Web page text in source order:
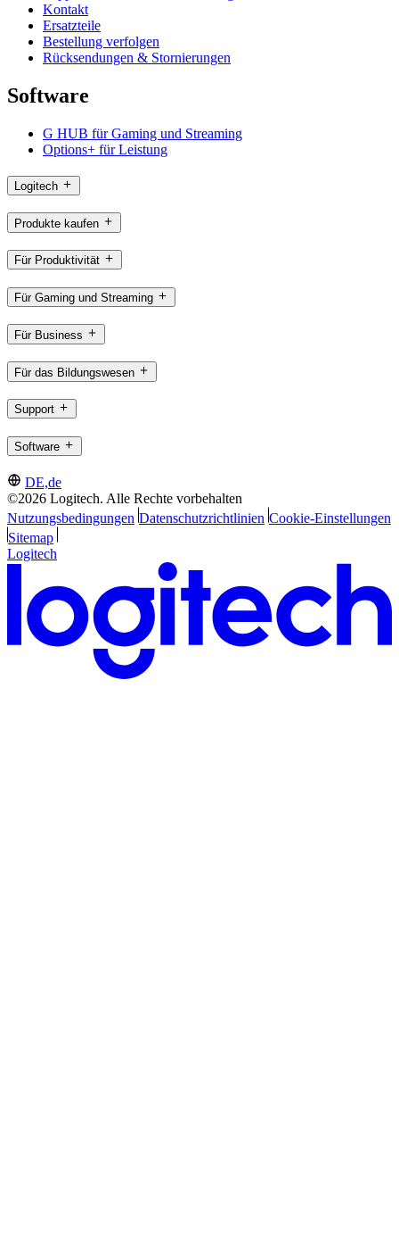
Kontakt
Ersatzteile
Bestellung verfolgen
Rücksendungen & Stornierungen
Software
G HUB für Gaming und Streaming
Options+ für Leistung
Logitech
Produkte kaufen
Für Produktivität
Für Gaming und Streaming
Für Business
Für das Bildungswesen
Support
Software
DE,de
©2026 Logitech. Alle Rechte vorbehalten
Nutzungsbedingungen Datenschutzrichtlinien Cookie-Einstellungen
Sitemap
Logitech